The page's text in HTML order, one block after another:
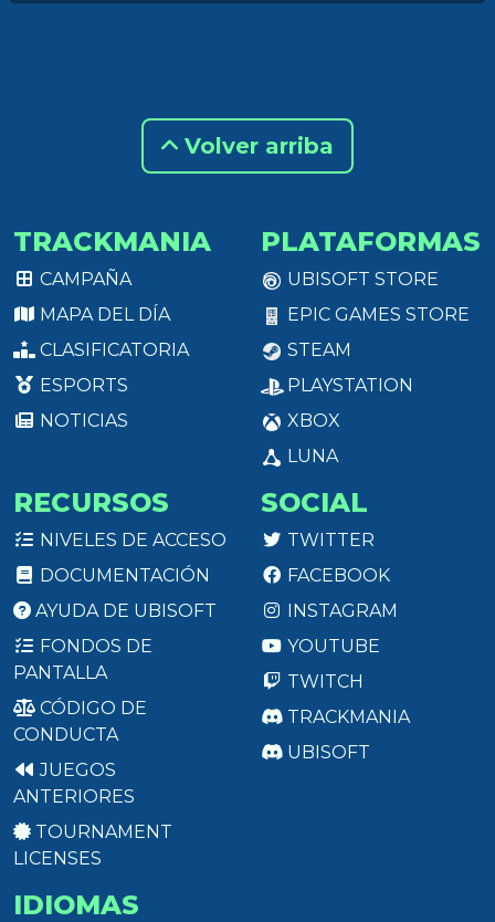
Volver arriba
TRACKMANIA
CAMPAÑA
MAPA DEL DÍA
CLASIFICATORIA
ESPORTS
NOTICIAS
PLATAFORMAS
UBISOFT STORE
EPIC GAMES STORE
STEAM
PLAYSTATION
XBOX
LUNA
RECURSOS
NIVELES DE ACCESO
DOCUMENTACIÓN
AYUDA DE UBISOFT
FONDOS DE
PANTALLA
CÓDIGO DE
CONDUCTA
JUEGOS
ANTERIORES
TOURNAMENT
LICENSES
SOCIAL
TWITTER
FACEBOOK
INSTAGRAM
YOUTUBE
TWITCH
TRACKMANIA
UBISOFT
IDIOMAS